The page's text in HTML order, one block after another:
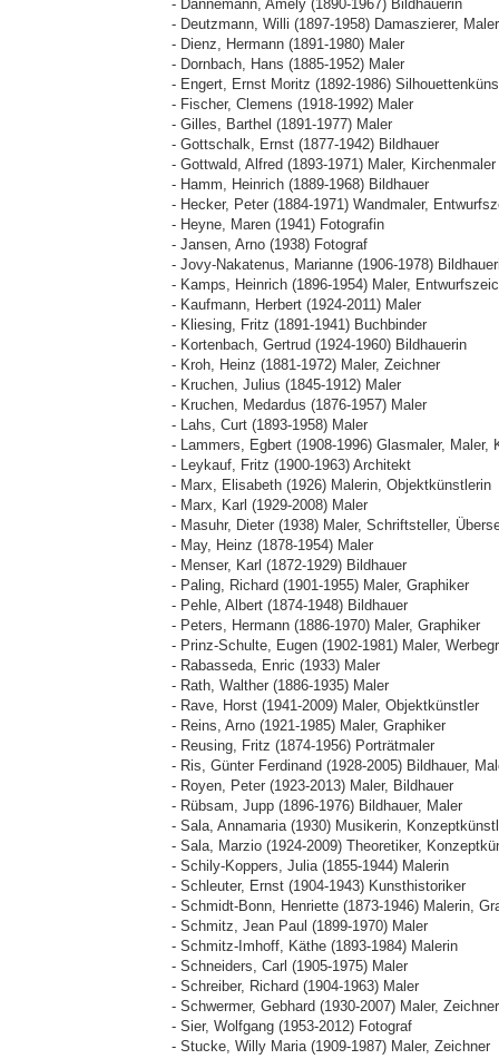
- Dannemann, Amely (1890-1967) Bildhauerin
- Deutzmann, Willi (1897-1958) Damaszierer, Maler
- Dienz, Hermann (1891-1980) Maler
- Dornbach, Hans (1885-1952) Maler
- Engert, Ernst Moritz (1892-1986)
- Fischer, Clemens (1918-1992) Maler
- Gilles, Barthel (1891-1977) Maler
- Gottschalk, Ernst (1877-1942) Bildhauer
- Gottwald, Alfred (1893-1971) Maler, Kirchenmaler
- Hamm, Heinrich (1889-1968) Bildhauer
- Hecker, Peter (1884-1971) Wandmaler,
- Heyne, Maren (1941) Fotografin
- Jansen, Arno (1938) Fotograf
- Jovy-Nakatenus, Marianne (1906-1978)
- Kamps, Heinrich (1896-1954) Maler,
- Kaufmann, Herbert (1924-2011) Maler
- Kliesing, Fritz (1891-1941) Buchbinder
- Kortenbach, Gertrud (1924-1960) Bildhauerin
- Kroh, Heinz (1881-1972) Maler, Zeichner
- Kruchen, Julius (1845-1912) Maler
- Kruchen, Medardus (1876-1957) Maler
- Lahs, Curt (1893-1958) Maler
- Lammers, Egbert (1908-1996) Glasmaler, Maler,
- Leykauf, Fritz (1900-1963) Architekt
- Marx, Elisabeth (1926) Malerin, Objektkünstlerin
- Marx, Karl (1929-2008) Maler
- Masuhr, Dieter (1938) Maler, Schriftsteller,
- May, Heinz (1878-1954) Maler
- Menser, Karl (1872-1929) Bildhauer
- Paling, Richard (1901-1955) Maler, Graphiker
- Pehle, Albert (1874-1948) Bildhauer
- Peters, Hermann (1886-1970) Maler, Graphiker
- Prinz-Schulte, Eugen (1902-1981) Maler,
- Rabasseda, Enric (1933) Maler
- Rath, Walther (1886-1935) Maler
- Rave, Horst (1941-2009) Maler, Objektkünstler
- Reins, Arno (1921-1985) Maler, Graphiker
- Reusing, Fritz (1874-1956) Porträtmaler
- Ris, Günter Ferdinand (1928-2005) Bildhauer,
- Royen, Peter (1923-2013) Maler, Bildhauer
- Rübsam, Jupp (1896-1976) Bildhauer, Maler
- Sala, Annamaria (1930) Musikerin,
- Sala, Marzio (1924-2009) Theoretiker,
- Schily-Koppers, Julia (1855-1944) Malerin
- Schleuter, Ernst (1904-1943) Kunsthistoriker
- Schmidt-Bonn, Henriette (1873-1946) Malerin,
- Schmitz, Jean Paul (1899-1970) Maler
- Schmitz-Imhoff, Käthe (1893-1984) Malerin
- Schneiders, Carl (1905-1975) Maler
- Schreiber, Richard (1904-1963) Maler
- Schwermer, Gebhard (1930-2007) Maler, Zeichner
- Sier, Wolfgang (1953-2012) Fotograf
- Stucke, Willy Maria (1909-1987) Maler, Zeichner